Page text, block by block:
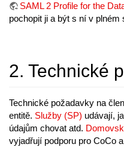
SAML 2 Profile for the
pochopit ji a být s ní v plném
2. Technické
Technické požadavky na
entitě. Služby (SP) udávají,
údajům chovat atd.
vyjadřují podporu pro CoCo